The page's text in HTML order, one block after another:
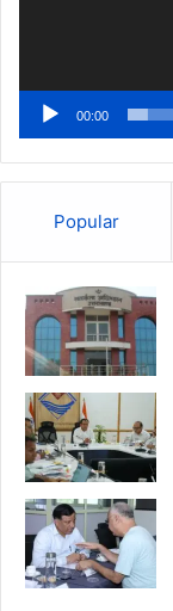
00:00
Popular